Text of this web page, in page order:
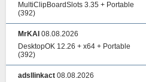
MultiClipBoardSlots 3.35 + Portable
(392)
MrKAI 08.08.2026
DesktopOK 12.26 + x64 + Portable
(392)
adsllinkact 08.08.2026